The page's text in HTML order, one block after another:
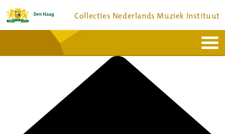
Collecties Nederlands Muziek Instituut
Bronnen en collecties